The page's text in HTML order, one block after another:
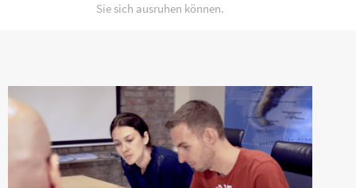
Sie sich ausruhen können.